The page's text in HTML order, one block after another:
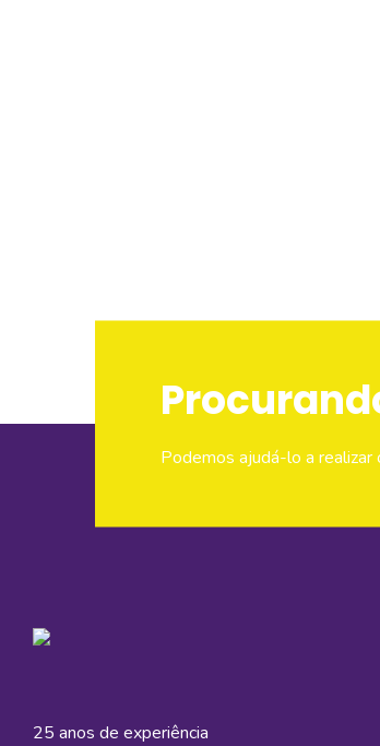
Podemos ajudá-lo a
25 anos de experiência